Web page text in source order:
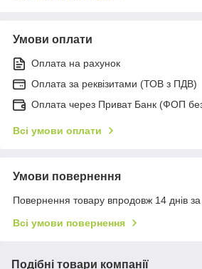
Умови оплати
Оплата на рахунок
Оплата за реквізитами (ТОВ з ПДВ)
Оплата через Приват Банк (ФОП
Всі умови оплати
Умови повернення
Повернення товару впродовж 14 днів
Всі умови повернення
Подібні товари компанії